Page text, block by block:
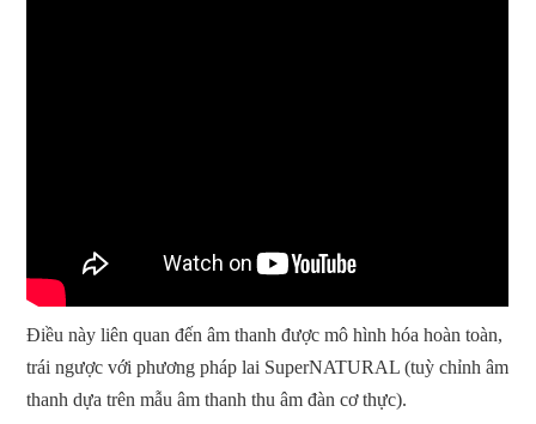
Điều này liên quan đến âm thanh được mô hình hóa hoàn toàn,
trái ngược với phương pháp lai SuperNATURAL (tuỳ chỉnh âm
thanh dựa trên mẫu âm thanh thu âm đàn cơ thực).